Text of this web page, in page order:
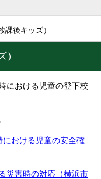
課後キッズ）
における児童の登下校
おける児童の安全確
災害時の対応（横浜市